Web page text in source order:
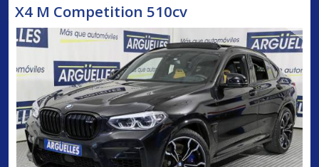
X4 M Competition 510cv